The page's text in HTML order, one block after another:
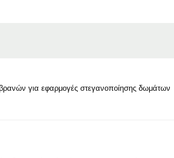
για εφαρμογές στεγανοποίησης δωμάτων